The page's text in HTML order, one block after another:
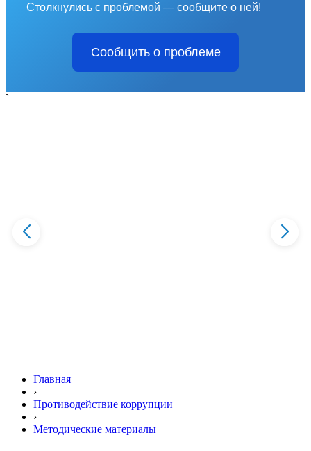
Столкнулись с проблемой — сообщите о ней!
Сообщить о проблеме
`
Главная
›
Противодействие коррупции
›
Методические материалы